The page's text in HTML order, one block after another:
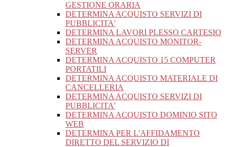
GESTIONE ORARIA
DETERMINA ACQUISTO SERVIZI DI
PUBBLICITA'
DETERMINA LAVORI PLESSO CARTESIO
DETERMINA ACQUISTO MONITOR-
SERVER
DETERMINA ACQUISTO 15 COMPUTER
PORTATILI
DETERMINA ACQUISTO MATERIALE DI
CANCELLERIA
DETERMINA ACQUISTO SERVIZI DI
PUBBLICITA'
DETERMINA ACQUISTO DOMINIO SITO
WEB
DETERMINA PER L'AFFIDAMENTO
DIRETTO DEL SERVIZIO DI